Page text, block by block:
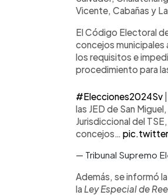
Vicente, Cabañas y La
El Código Electoral
concejos municipales
los requisitos e
procedimiento para
#Elecciones2024Sv
las JED de San
Jurisdiccional del
concejos…
— Tribunal Supremo
Además, se informó
la Ley Especial de